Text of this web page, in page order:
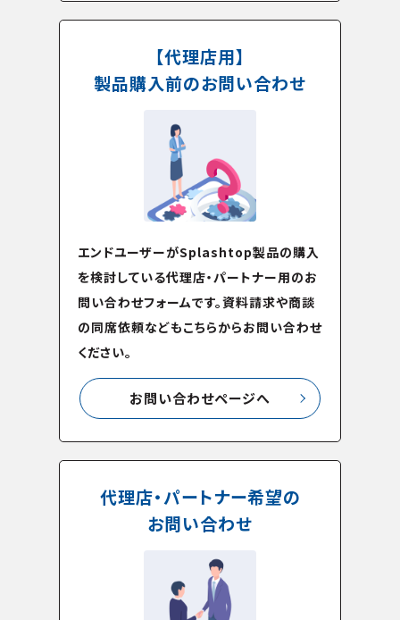
【代理店用】
製品購入前のお問い合わせ
エンドユーザーがSplashtop製品の購入
を検討している代理店・パートナー用のお
問い合わせフォームです。資料請求や商談
の同席依頼などもこちらからお問い合わせ
ください。
お問い合わせページへ
代理店・パートナー希望の
お問い合わせ